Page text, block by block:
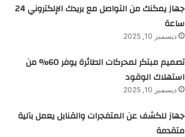
جهاز يمكنك من التواصل مع بريدك الإلكتروني 24
ساعة
ديسمبر 10, 2025
تصميم مبتكر لمحركات الطائرة يوفر 60% من
استهلاك الوقود
ديسمبر 10, 2025
جهاز للكشف عن المتفجرات والقنابل يعمل بآلية
متقدمة